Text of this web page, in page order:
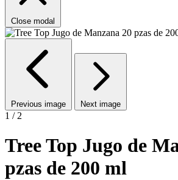
Close modal
Previous image Next image
1 / 2
Tree Top Jugo de
pzas de 200 ml